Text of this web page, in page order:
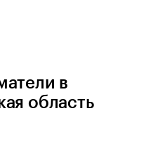
в
область